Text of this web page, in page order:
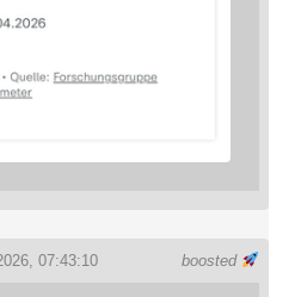
boosted
07:43:10